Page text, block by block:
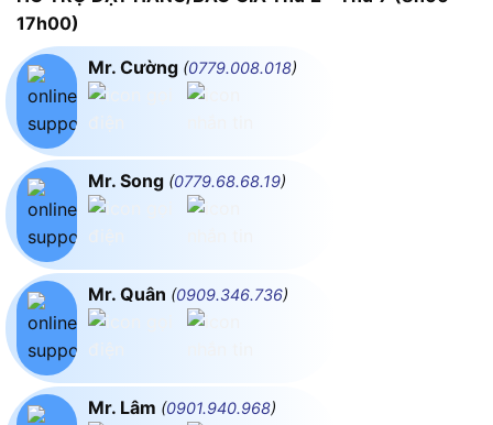
17h00)
Mr. Cường (0779.008.018)
Mr. Song (0779.68.68.19)
Mr. Quân (0909.346.736)
Mr. Lâm (0901.940.968)